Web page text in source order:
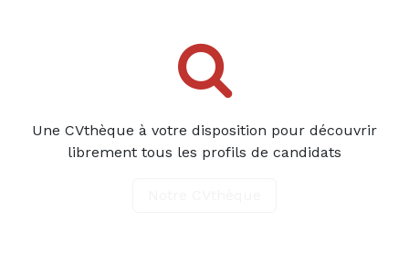
Une CVthèque à votre disposition pour découvrir
librement tous les profils de candidats